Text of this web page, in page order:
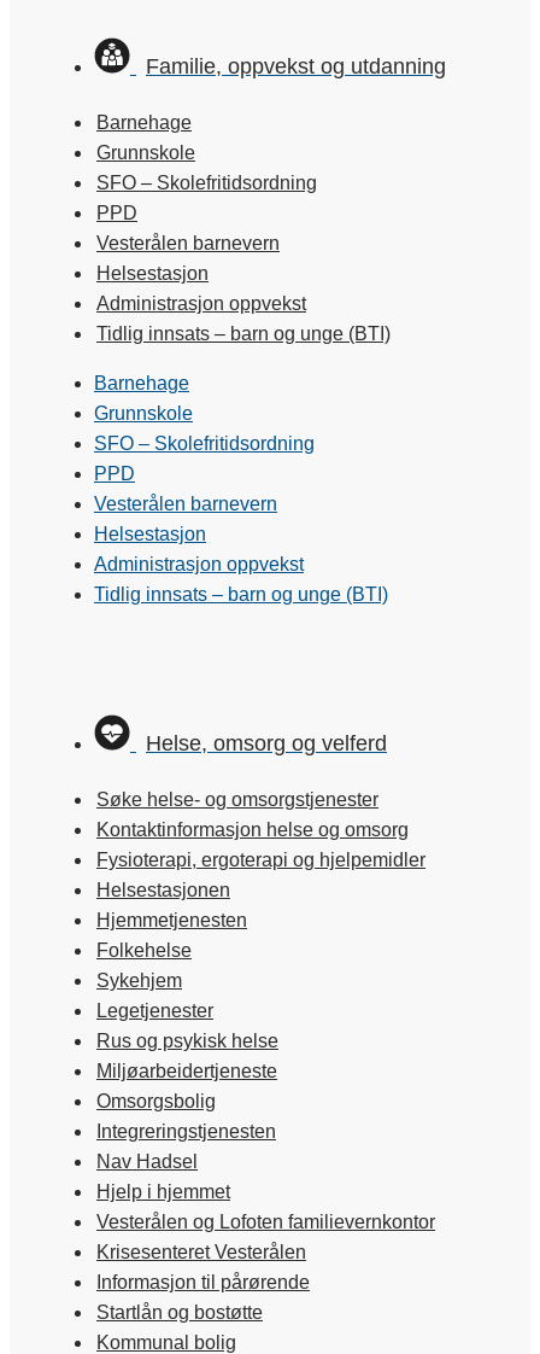
Familie, oppvekst og utdanning
Barnehage
Grunnskole
SFO – Skolefritidsordning
PPD
Vesterålen barnevern
Helsestasjon
Administrasjon oppvekst
Tidlig innsats – barn og unge (BTI)
Barnehage
Grunnskole
SFO – Skolefritidsordning
PPD
Vesterålen barnevern
Helsestasjon
Administrasjon oppvekst
Tidlig innsats – barn og unge (BTI)
Helse, omsorg og velferd
Søke helse- og omsorgstjenester
Kontaktinformasjon helse og omsorg
Fysioterapi, ergoterapi og hjelpemidler
Helsestasjonen
Hjemmetjenesten
Folkehelse
Sykehjem
Legetjenester
Rus og psykisk helse
Miljøarbeidertjeneste
Omsorgsbolig
Integreringstjenesten
Nav Hadsel
Hjelp i hjemmet
Vesterålen og Lofoten familievernkontor
Krisesenteret Vesterålen
Informasjon til pårørende
Startlån og bostøtte
Kommunal bolig